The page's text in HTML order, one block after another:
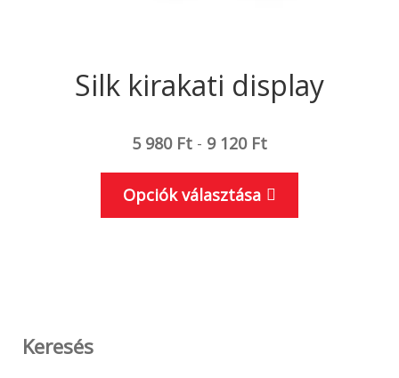
Silk kirakati display
5 980 Ft - 9 120 Ft
Opciók választása
Keresés